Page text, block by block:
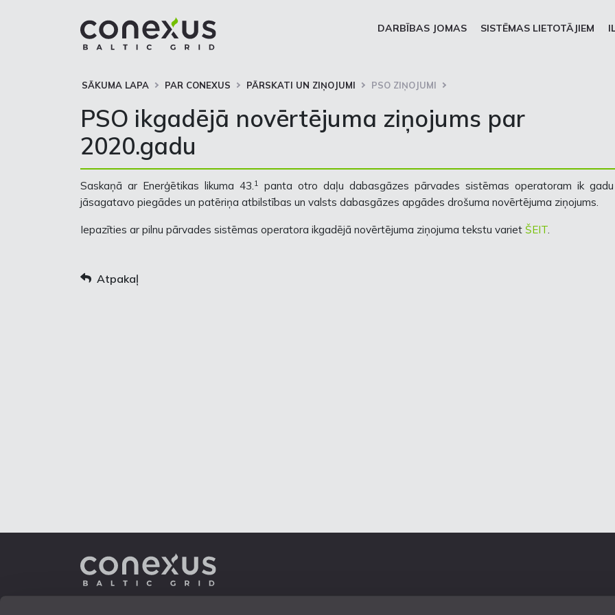
DARBĪBAS JOMAS SISTĒMAS LIETOTĀJIEM
SĀKUMA LAPA PAR CONEXUS PĀRSKATI UN ZIŅOJUMI PSO ZIŅOJUMI
PSO ikgadējā novērtējuma ziņojums par
2020.gadu
Saskaņā ar Enerģētikas likuma 43.1
panta otro daļu dabasgāzes pārvades sistēmas operatoram ik
jāsagatavo piegādes un patēriņa atbilstības un valsts dabasgāzes apgādes drošuma novērtējuma ziņojums.
Iepazīties ar pilnu pārvades sistēmas operatora ikgadējā novērtējuma ziņojuma tekstu variet ŠEIT.
Atpakaļ